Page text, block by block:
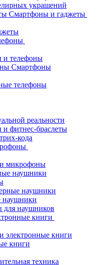
украшений
Смартфоны и гаджеты
и телефоны
Смартфоны
телефоны
реальности
и фитнес-браслеты
кода
микрофоны
наушники
наушники
наушники
для наушников
книги
электронные книги
книги